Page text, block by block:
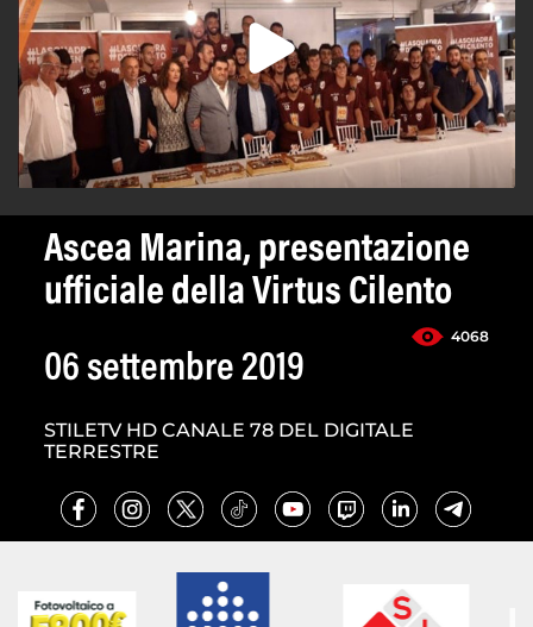
Ascea Marina, presentazione
ufficiale della Virtus Cilento
4068
06 settembre 2019
STILETV HD CANALE 78 DEL DIGITALE
TERRESTRE